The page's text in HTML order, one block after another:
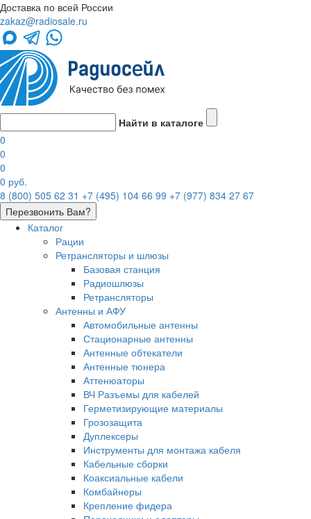
Доставка по всей России
zakaz@radiosale.ru
Найти в каталоге
0
0
0
0 руб.
8 (800) 505 62 31 +7 (495) 104 66 99 +7 (977) 834 27 67
Перезвонить Вам?
Каталог
Рации
Ретрансляторы и шлюзы
Базовая станция
Радиошлюзы
Ретрансляторы
Антенны и АФУ
Автомобильные антенны
Стационарные антенны
Антенные обтекатели
Антенные тюнера
Аттенюаторы
ВЧ Разъемы для кабелей
Герметизирующие материалы
Грозозащита
Дуплексеры
Инструменты для монтажа кабеля
Кабельные сборки
Коаксиальные кабели
Комбайнеры
Крепление фидера